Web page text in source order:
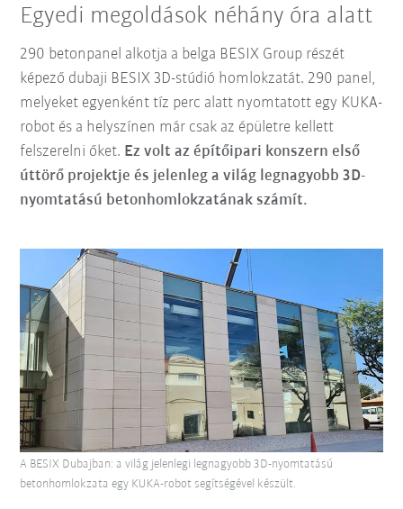
Egyedi megoldások néhány óra alatt
290 betonpanel alkotja a belga BESIX Group részét
képező dubaji BESIX 3D-stúdió homlokzatát. 290 panel,
melyeket egyenként tíz perc alatt nyomtatott egy KUKA-
robot és a helyszínen már csak az épületre kellett
felszerelni őket. Ez volt az építőipari konszern első
úttörő projektje és jelenleg a világ legnagyobb 3D-
nyomtatású betonhomlokzatának számít.
A BESIX Dubajban: a világ jelenlegi legnagyobb 3D-nyomtatású
betonhomlokzata egy KUKA-robot segítségével készült.